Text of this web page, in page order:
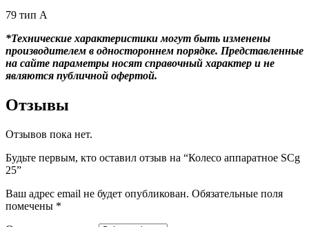
79 тип А
*Технические характеристики могут быть изменены
производителем в одностороннем порядке. Представленные
на сайте параметры носят справочный характер и не
являются публичной офертой.
Отзывы
Отзывов пока нет.
Будьте первым, кто оставил отзыв на “Колесо аппаратное SCg
25”
Ваш адрес email не будет опубликован. Обязательные поля
помечены *